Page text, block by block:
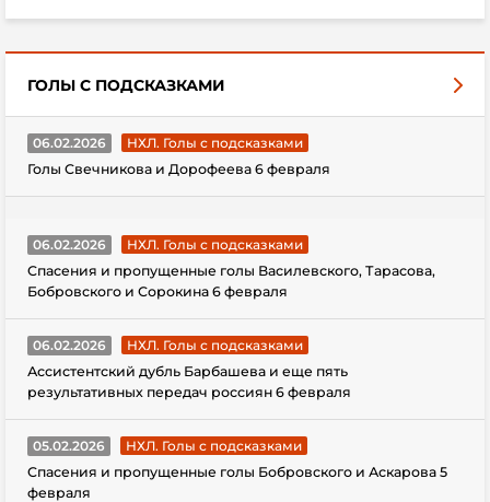
ГОЛЫ С ПОДСКАЗКАМИ
06.02.2026
НХЛ. Голы с подсказками
Голы Свечникова и Дорофеева 6 февраля
06.02.2026
НХЛ. Голы с подсказками
Спасения и пропущенные голы Василевского, Тарасова,
Бобровского и Сорокина 6 февраля
06.02.2026
НХЛ. Голы с подсказками
Ассистентский дубль Барбашева и еще пять
результативных передач россиян 6 февраля
05.02.2026
НХЛ. Голы с подсказками
Спасения и пропущенные голы Бобровского и Аскарова 5
февраля